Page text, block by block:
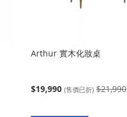
Arthur 實木化妝桌
$19,990 (售價已折) $21,990